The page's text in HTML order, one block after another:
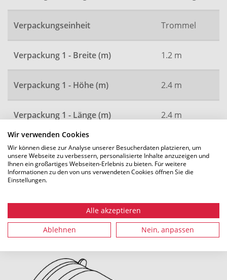
Wir verwenden Cookies
Wir können diese zur Analyse unserer Besucherdaten platzieren, um
unsere Webseite zu verbessern, personalisierte Inhalte anzuzeigen und
Ihnen ein großartiges Webseiten-Erlebnis zu bieten. Für weitere
Informationen zu den von uns verwendeten Cookies öffnen Sie die
Einstellungen.
Alle akzeptieren
Ablehnen Nein, anpassen
Verpackungseinheit Trommel
Verpackung 1 - Breite (m) 1.2 m
Verpackung 1 - Höhe (m) 2.4 m
Verpackung 1 - Länge (m) 2.4 m
Artikelnummer 1246
Empfohlenes Zubehör